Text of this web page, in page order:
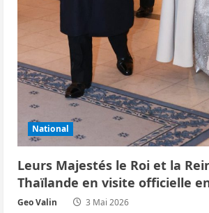
National
Leurs Majestés le Roi et la
Thaïlande en visite officielle
Geo Valin 3 Mai 2026